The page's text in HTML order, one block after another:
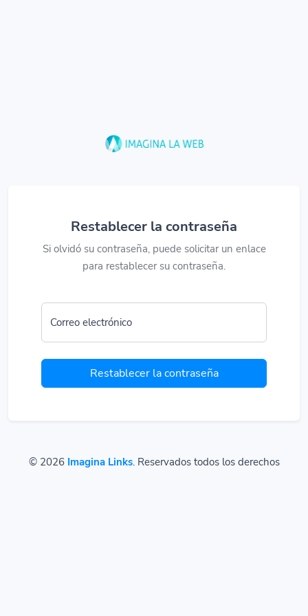
Restablecer la contraseña
Si olvidó su contraseña, puede solicitar un enlace
para restablecer su contraseña.
Correo electrónico
Restablecer la contraseña
© 2026 Imagina Links. Reservados todos los derechos